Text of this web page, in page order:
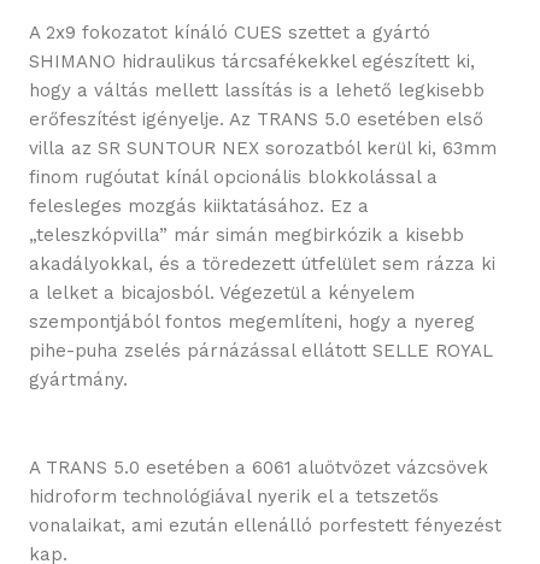
A 2x9 fokozatot kínáló CUES szettet a gyártó
SHIMANO hidraulikus tárcsafékekkel egészített ki,
hogy a váltás mellett lassítás is a lehető legkisebb
erőfeszítést igényelje. Az TRANS 5.0 esetében első
villa az SR SUNTOUR NEX sorozatból kerül ki, 63mm
finom rugóutat kínál opcionális blokkolással a
felesleges mozgás kiiktatásához. Ez a
„teleszkópvilla” már simán megbirkózik a kisebb
akadályokkal, és a töredezett útfelület sem rázza ki
a lelket a bicajosból. Végezetül a kényelem
szempontjából fontos megemlíteni, hogy a nyereg
pihe-puha zselés párnázással ellátott SELLE ROYAL
gyártmány.
A TRANS 5.0 esetében a 6061 aluötvözet vázcsövek
hidroform technológiával nyerik el a tetszetős
vonalaikat, ami ezután ellenálló porfestett fényezést
kap.